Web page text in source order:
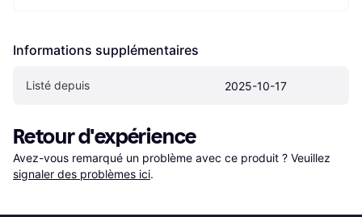
Informations supplémentaires
Listé depuis 2025-10-17
Retour d'expérience
Avez-vous remarqué un problème avec ce produit ? Veuillez
signaler des problèmes ici.